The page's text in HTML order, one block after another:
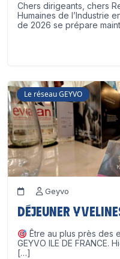
Chers dirigeants, chers
Humaines de l’Industrie
de 2026 se prépare
Le réseau GEYVO
Geyvo
Déjeuner
Être au plus près des
GEYVO ILE DE FRANCE.
[…]